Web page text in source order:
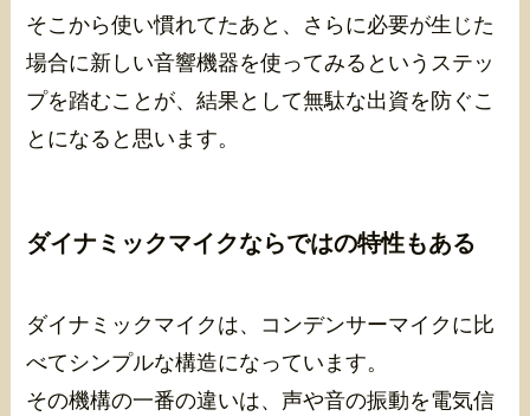
そこから使い慣れてたあと、さらに必要が生じた
場合に新しい音響機器を使ってみるというステッ
プを踏むことが、結果として無駄な出資を防ぐこ
とになると思います。
ダイナミックマイクならではの特性もある
ダイナミックマイクは、コンデンサーマイクに比
べてシンプルな構造になっています。
その機構の一番の違いは、声や音の振動を電気信